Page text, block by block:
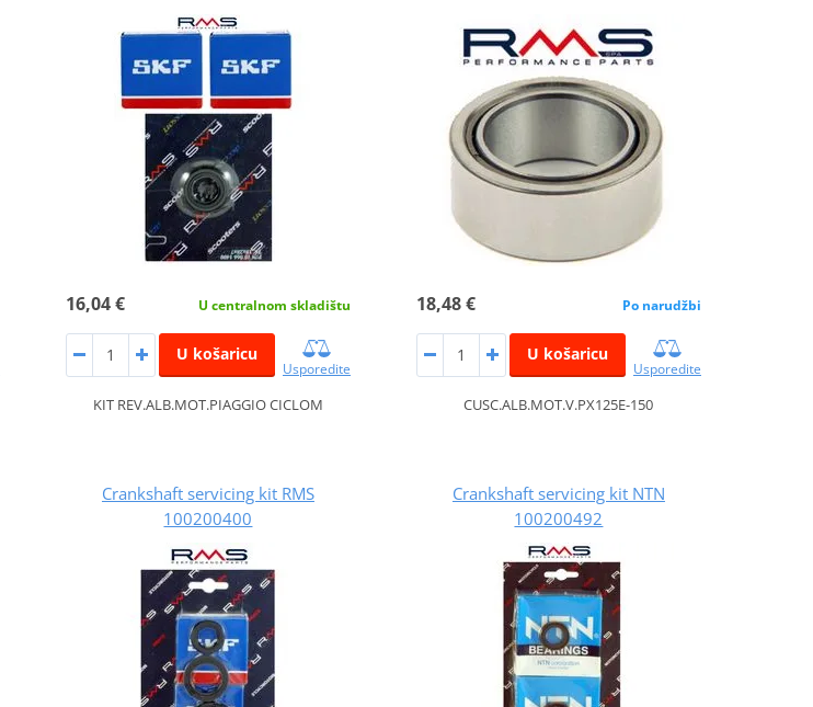
16,04 € U centralnom skladištu
U košaricu
Usporedite
KIT REV.ALB.MOT.PIAGGIO CICLOM
18,48 € Po narudžbi
U košaricu
Usporedite
CUSC.ALB.MOT.V.PX125E-150
Crankshaft servicing kit RMS
100200400
Crankshaft servicing kit NTN
100200492